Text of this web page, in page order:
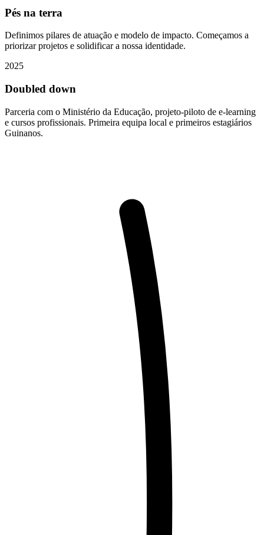
Pés na terra
Definimos pilares de atuação e modelo de impacto. Começamos a
priorizar projetos e solidificar a nossa identidade.
2025
Doubled down
Parceria com o Ministério da Educação, projeto-piloto de e-learning
e cursos profissionais. Primeira equipa local e primeiros estagiários
Guinanos.